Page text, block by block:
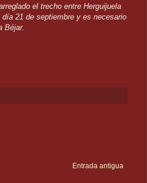
el trecho entre Herguijuela
21 de septiembre y es necesario
Béjar.
Entrada antigua